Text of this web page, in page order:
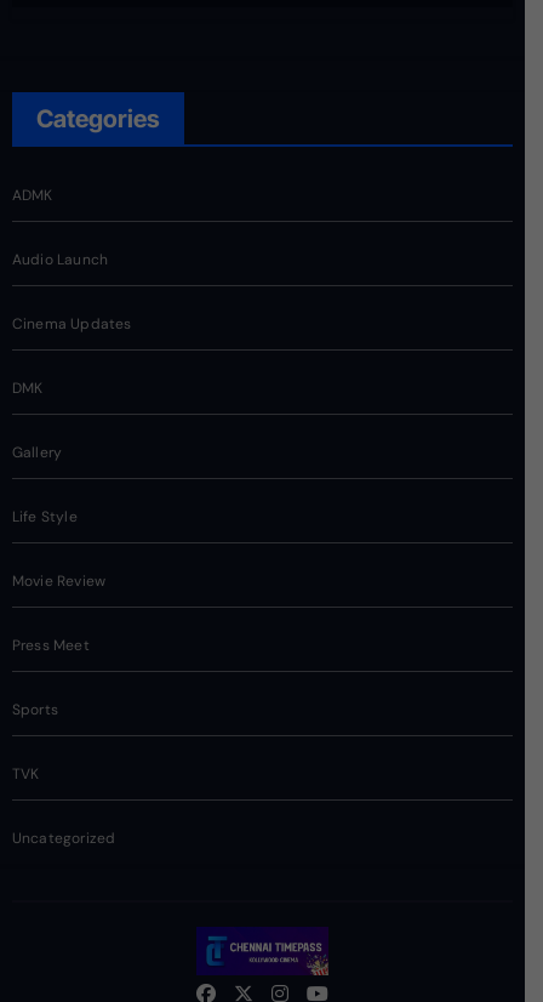
Categories
ADMK
Audio Launch
Cinema Updates
DMK
Gallery
Life Style
Movie Review
Press Meet
Sports
TVK
Uncategorized